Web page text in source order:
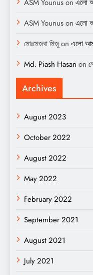
ASM Younuson এলো
ASM Younuson এলো
মোঃমেজবা মিজুon এলো
Md. Piash Hasan on
Archives
August 2023
October 2022
August 2022
May 2022
February 2022
September 2021
August 2021
July 2021